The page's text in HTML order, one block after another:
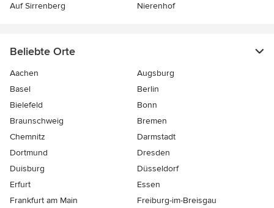
Auf Sirrenberg
Nierenhof
Beliebte Orte
Aachen
Augsburg
Basel
Berlin
Bielefeld
Bonn
Braunschweig
Bremen
Chemnitz
Darmstadt
Dortmund
Dresden
Duisburg
Düsseldorf
Erfurt
Essen
Frankfurt am Main
Freiburg-im-Breisgau